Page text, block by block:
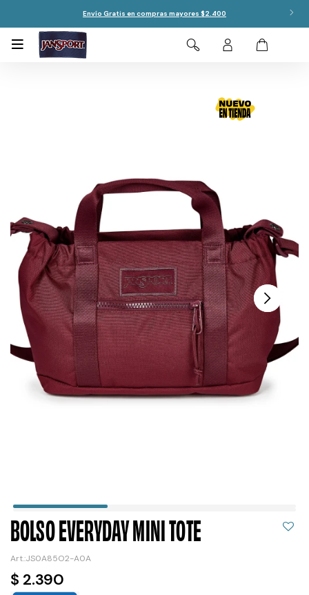
Envío Gratis en compras mayores $2.400

BOLSO EVERYDAY MINI TOTE
JS0A85O2-A0A
$ 2.390